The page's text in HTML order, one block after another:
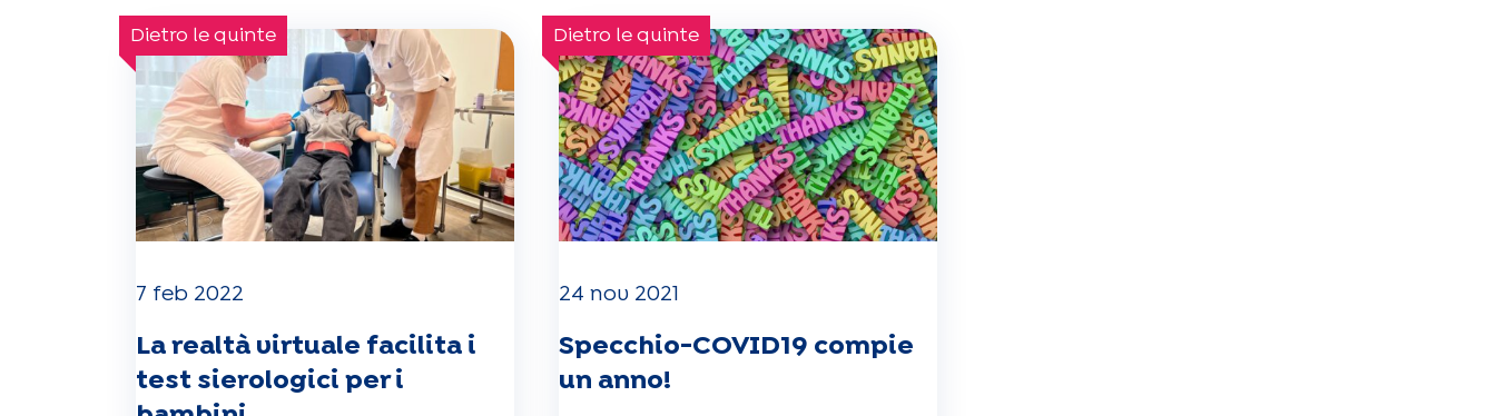
Dietro le quinte
7 feb 2022
La realtà virtuale facilita i
test sierologici per i
Dietro le quinte
24 nov 2021
Specchio-COVID19 compie
un anno!